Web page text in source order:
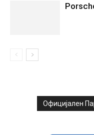
Официјален